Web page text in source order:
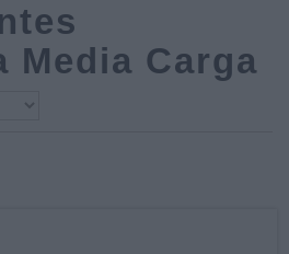
Media Carga